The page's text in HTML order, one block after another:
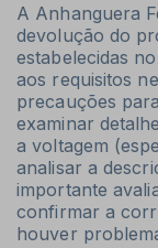
A Anhanguera
devolução do
estabelecidas
aos requisitos
precauções
examinar
a voltagem
analisar a
importante
confirmar a
houver